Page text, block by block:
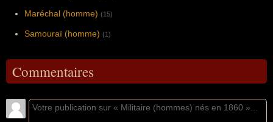
Maréchal (homme) (15)
Samouraï (homme) (1)
Commentaires